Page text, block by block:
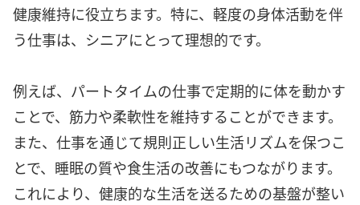
健康維持に役立ちます。特に、軽度の身体活動を伴
う仕事は、シニアにとって理想的です。
例えば、パートタイムの仕事で定期的に体を動かす
ことで、筋力や柔軟性を維持することができます。
また、仕事を通じて規則正しい生活リズムを保つこ
とで、睡眠の質や食生活の改善にもつながります。
これにより、健康的な生活を送るための基盤が整い